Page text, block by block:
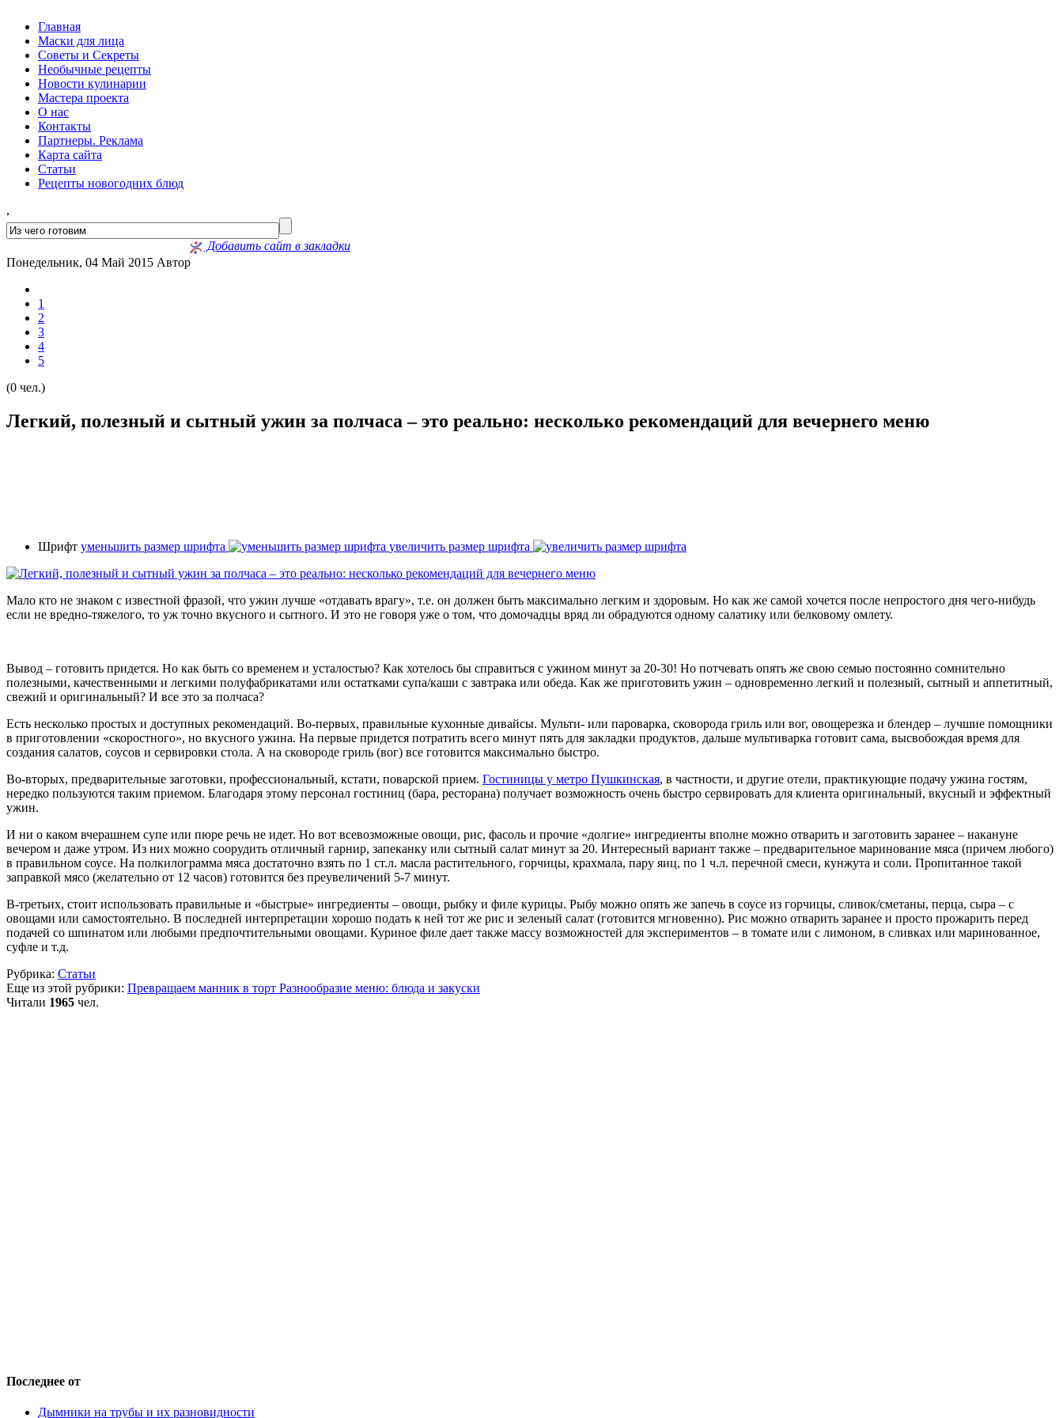
Главная
Маски для лица
Советы и Секреты
Необычные рецепты
Новости кулинарии
Мастера проекта
О нас
Контакты
Партнеры. Реклама
Карта сайта
Статьи
Рецепты новогодних блюд
,
Добавить сайт в закладки
Понедельник, 04 Май 2015 Автор
1
2
3
4
5
(0 чел.)
Легкий, полезный и сытный ужин за полчаса – это реально: несколько рекомендаций для вечернего меню
Шрифт уменьшить размер шрифта увеличить размер шрифта
Мало кто не знаком с известной фразой, что ужин лучше «отдавать врагу», т.е. он должен быть максимально легким и здоровым. Но как же самой хочется после непростого дня чего-нибудь
если не вредно-тяжелого, то уж точно вкусного и сытного. И это не говоря уже о том, что домочадцы вряд ли обрадуются одному салатику или белковому омлету.
Вывод – готовить придется. Но как быть со временем и усталостью? Как хотелось бы справиться с ужином минут за 20-30! Но потчевать опять же свою семью постоянно сомнительно
полезными, качественными и легкими полуфабрикатами или остатками супа/каши с завтрака или обеда. Как же приготовить ужин – одновременно легкий и полезный, сытный и аппетитный,
свежий и оригинальный? И все это за полчаса?
Есть несколько простых и доступных рекомендаций. Во-первых, правильные кухонные дивайсы. Мульти- или пароварка, сковорода гриль или вог, овощерезка и блендер – лучшие помощники
в приготовлении «скоростного», но вкусного ужина. На первые придется потратить всего минут пять для закладки продуктов, дальше мультиварка готовит сама, высвобождая время для
создания салатов, соусов и сервировки стола. А на сковороде гриль (вог) все готовится максимально быстро.
Во-вторых, предварительные заготовки, профессиональный, кстати, поварской прием. Гостиницы у метро Пушкинская, в частности, и другие отели, практикующие подачу ужина гостям,
нередко пользуются таким приемом. Благодаря этому персонал гостиниц (бара, ресторана) получает возможность очень быстро сервировать для клиента оригинальный, вкусный и эффектный
ужин.
И ни о каком вчерашнем супе или пюре речь не идет. Но вот всевозможные овощи, рис, фасоль и прочие «долгие» ингредиенты вполне можно отварить и заготовить заранее – накануне
вечером и даже утром. Из них можно соорудить отличный гарнир, запеканку или сытный салат минут за 20. Интересный вариант также – предварительное маринование мяса (причем любого)
в правильном соусе. На полкилограмма мяса достаточно взять по 1 ст.л. масла растительного, горчицы, крахмала, пару яиц, по 1 ч.л. перечной смеси, кунжута и соли. Пропитанное такой
заправкой мясо (желательно от 12 часов) готовится без преувеличений 5-7 минут.
В-третьих, стоит использовать правильные и «быстрые» ингредиенты – овощи, рыбку и филе курицы. Рыбу можно опять же запечь в соусе из горчицы, сливок/сметаны, перца, сыра – с
овощами или самостоятельно. В последней интерпретации хорошо подать к ней тот же рис и зеленый салат (готовится мгновенно). Рис можно отварить заранее и просто прожарить перед
подачей со шпинатом или любыми предпочтительными овощами. Куриное филе дает также массу возможностей для экспериментов – в томате или с лимоном, в сливках или маринованное,
суфле и т.д.
Рубрика: Статьи
Еще из этой рубрики: Превращаем манник в торт Разнообразие меню: блюда и закуски
Читали 1965 чел.
Последнее от
Дымники на трубы и их разновидности